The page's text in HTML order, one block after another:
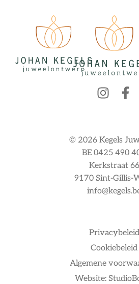
Privacybeleid
Cookiebeleid
Algemene
Website:
© 2026 Kegels
BE 0425 490
Kerkstraat 66
9170 Sint-Gillis-